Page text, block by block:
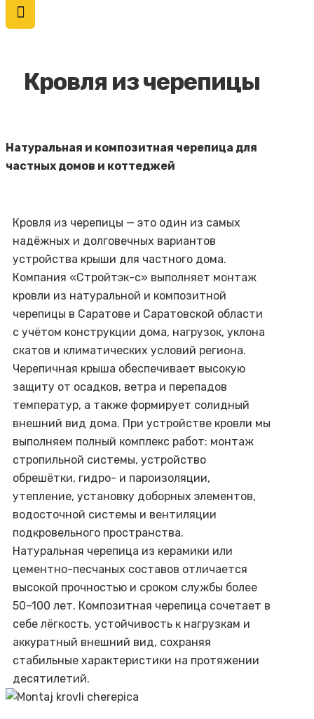
Кровля из черепицы
Натуральная и композитная черепица для
частных домов и коттеджей
Кровля из черепицы — это один из самых
надёжных и долговечных вариантов
устройства крыши для частного дома.
Компания «Стройтэк-с» выполняет монтаж
кровли из натуральной и композитной
черепицы в Саратове и Саратовской области
с учётом конструкции дома, нагрузок, уклона
скатов и климатических условий региона.
Черепичная крыша обеспечивает высокую
защиту от осадков, ветра и перепадов
температур, а также формирует солидный
внешний вид дома. При устройстве кровли мы
выполняем полный комплекс работ: монтаж
стропильной системы, устройство
обрешётки, гидро- и пароизоляции,
утепление, установку доборных элементов,
водосточной системы и вентиляции
подкровельного пространства.
Натуральная черепица из керамики или
цементно-песчаных составов отличается
высокой прочностью и сроком службы более
50–100 лет. Композитная черепица сочетает в
себе лёгкость, устойчивость к нагрузкам и
аккуратный внешний вид, сохраняя
стабильные характеристики на протяжении
десятилетий.